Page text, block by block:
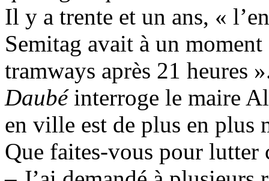
Il y a trente et un ans, «
Semitag avait à un
tramways après 21 heures
Daubéinterroge le maire
en ville est de plus en plus
Que faites-vous pour lutter